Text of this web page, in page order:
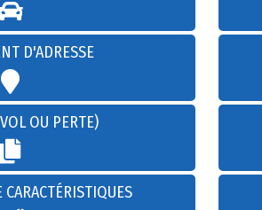
D'ADRESSE
OU PERTE)